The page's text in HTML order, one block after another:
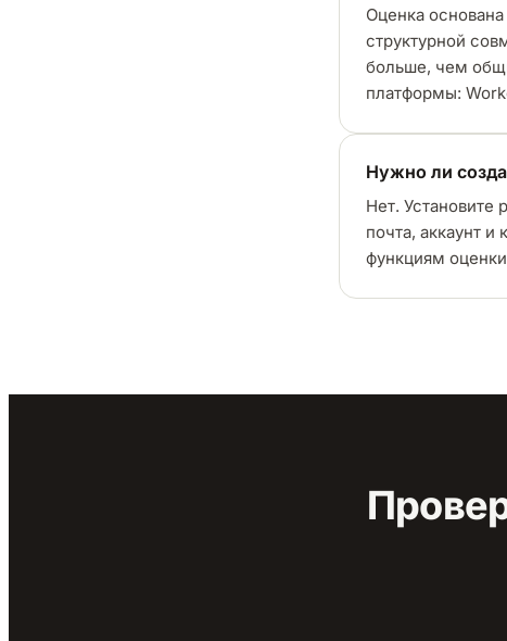
Оценка
структурной
больше, чем
платформы:
Нужно ли
Нет. Установите
почта, аккаунт
функциям